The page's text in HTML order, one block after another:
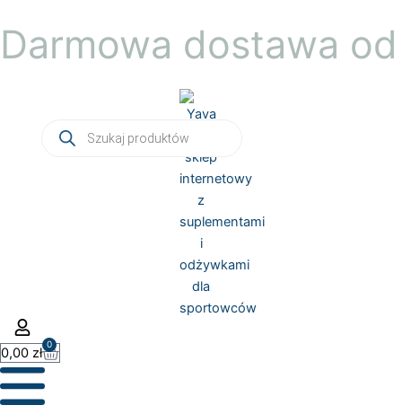
do
treści
Darmowa dostawa od
produktów
0,00 zł
0
Wózek